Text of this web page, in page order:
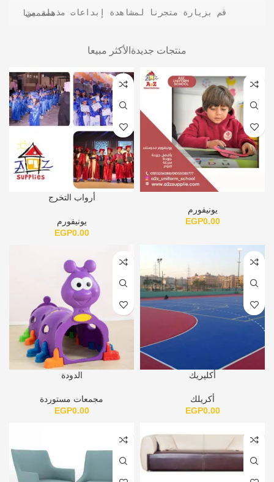
قم بزيارة متجرنا لمشاهدة إبداعات مذهلة من مصممينا
منتجات جديدة الأكثر مبيعا
يونيفورم
EGP0.00
أرواب التخرج
يونيفورم
EGP0.00
أكليريك
أكريلك
EGP0.00
الدودة
مجمعات مستوردة
EGP0.00